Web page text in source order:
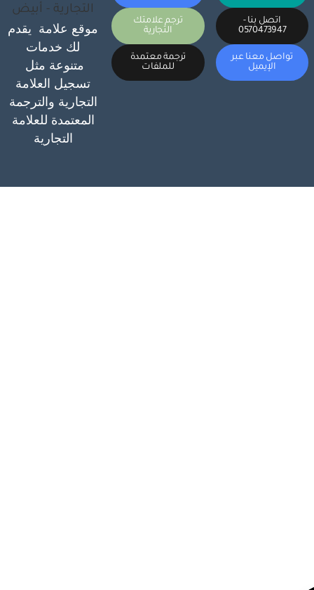
اتصل بنا -
0570473947
تواصل معنا عبر
الإيميل
ترجم علامتك
التجارية
ترجمة معتمدة
للملفات
موقع علامة يقدم
لك خدمات
متنوعة مثل
تسجيل العلامة
التجارية والترجمة
المعتمدة للعلامة
التجارية